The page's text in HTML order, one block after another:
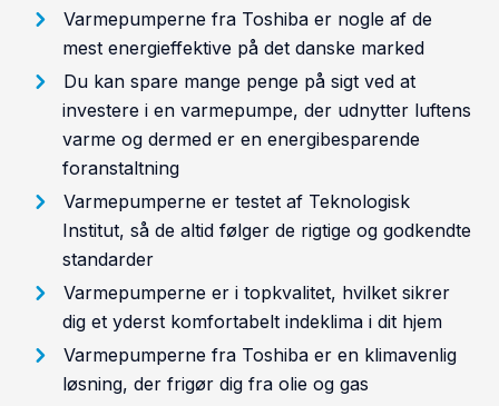
Varmepumperne fra Toshiba er nogle af de
mest energieffektive på det danske marked
Du kan spare mange penge på sigt ved at
investere i en varmepumpe, der udnytter luftens
varme og dermed er en energibesparende
foranstaltning
Varmepumperne er testet af Teknologisk
Institut, så de altid følger de rigtige og godkendte
standarder
Varmepumperne er i topkvalitet, hvilket sikrer
dig et yderst komfortabelt indeklima i dit hjem
Varmepumperne fra Toshiba er en klimavenlig
løsning, der frigør dig fra olie og gas